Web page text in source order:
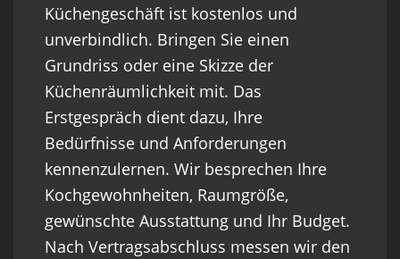
Küchengeschäft ist kostenlos und
unverbindlich. Bringen Sie einen
Grundriss oder eine Skizze der
Küchenräumlichkeit mit. Das
Erstgespräch dient dazu, Ihre
Bedürfnisse und Anforderungen
kennenzulernen. Wir besprechen Ihre
Kochgewohnheiten, Raumgröße,
gewünschte Ausstattung und Ihr Budget.
Nach Vertragsabschluss messen wir den